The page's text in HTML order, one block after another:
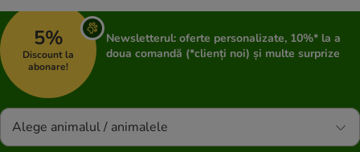
5%
Discount la
abonare!
Newsletterul: oferte personalizate, 10%* la a
doua comandă (*clienți noi) și multe surprize
Alege animalul / animalele